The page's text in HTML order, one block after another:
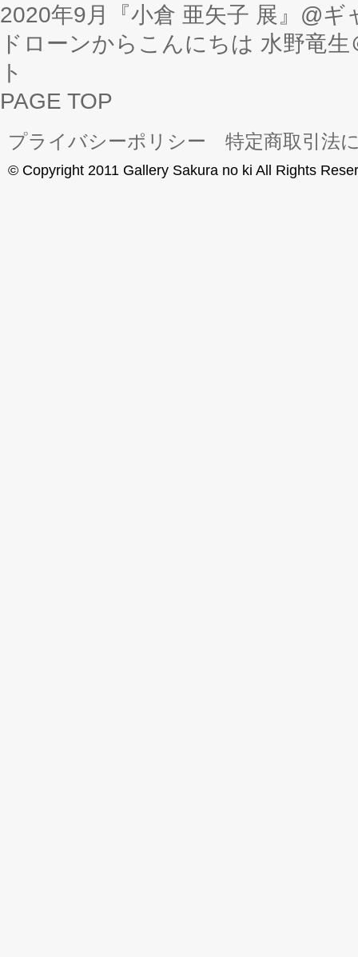
2020年9月『小倉 亜矢子 展』@ギ
ドローンからこんにちは 水野竜
ト
PAGE TOP
プライバシーポリシー 特定商取引法
© Copyright 2011 Gallery Sakura no ki All Rights